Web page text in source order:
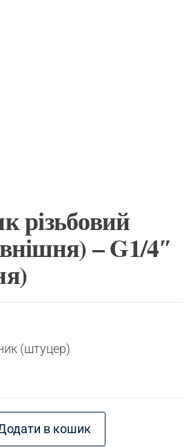
різьбовий
– G1/4″
(штуцер)
М10х1 (зовнішня) - G1/4"
в кошик